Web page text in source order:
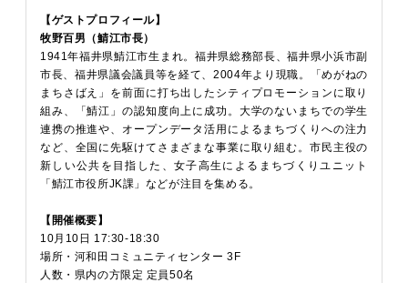
【ゲストプロフィール】
牧野百男（鯖江市長）
1941年福井県鯖江市生まれ。福井県総務部長、福井県小浜市副
市長、福井県議会議員等を経て、2004年より現職。「めがねの
まちさばえ」を前面に打ち出したシティプロモーションに取り
組み、「鯖江」の認知度向上に成功。大学のないまちでの学生
連携の推進や、オープンデータ活用によるまちづくりへの注力
など、全国に先駆けてさまざまな事業に取り組む。市民主役の
新しい公共を目指した、女子高生によるまちづくりユニット
「鯖江市役所JK課」などが注目を集める。
【開催概要】
10月10日 17:30-18:30
場所・河和田コミュニティセンター 3F
人数・県内の方限定 定員50名